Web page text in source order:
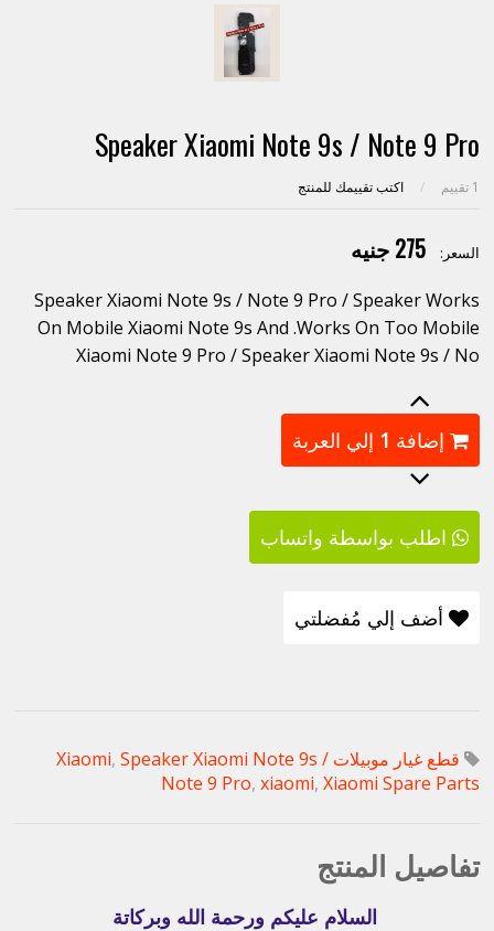
Speaker Xiaomi Note 9s / Note 9 Pro
1 تقييم / اكتب تقييمك للمنتج
السعر: 275 جنيه
Speaker Xiaomi Note 9s / Note 9 Pro / Speaker Works
On Mobile Xiaomi Note 9s And .Works On Too Mobile
Xiaomi Note 9 Pro / Speaker Xiaomi Note 9s / No
إضافة 1 إلي العربة
اطلب بواسطة واتساب
أضف إلي مُفضلتي
قطع غيار موبيلات Xiaomi , Speaker Xiaomi Note 9s /
Note 9 Pro, xiaomi, Xiaomi Spare Parts
تفاصيل المنتج
السلام عليكم ورحمة الله وبركاتة